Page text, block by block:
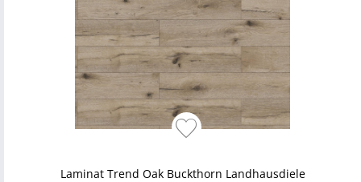
Laminat Trend Oak Buckthorn Landhausdiele